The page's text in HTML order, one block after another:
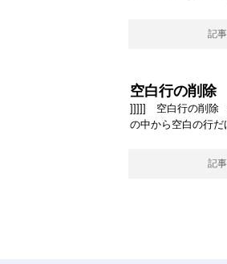
記
空白行の削除
]]]]] 空白行の削除
の中から空白の行だ
記